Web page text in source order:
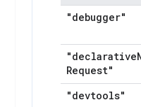
"debugger"
"declarative
Request"
"devtools"